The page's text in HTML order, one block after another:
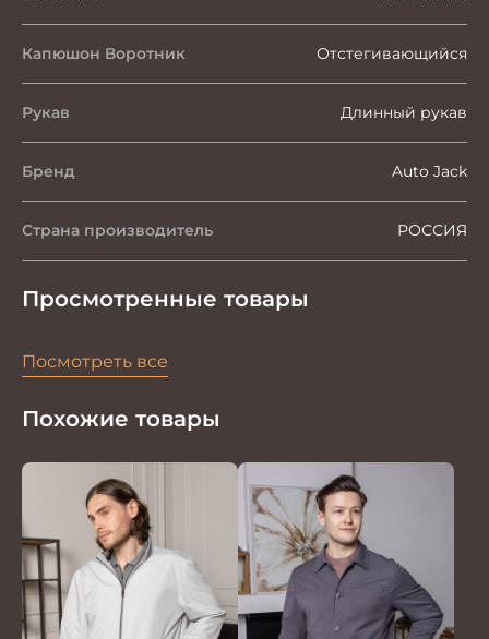
Капюшон Воротник Отстегивающийся
Рукав Длинный рукав
Бренд Auto Jack
Страна производитель РОССИЯ
Просмотренные товары
Посмотреть все
Похожие товары